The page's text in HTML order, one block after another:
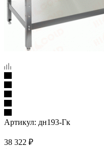
Артикул: дн193-Гк
38 322 ₽